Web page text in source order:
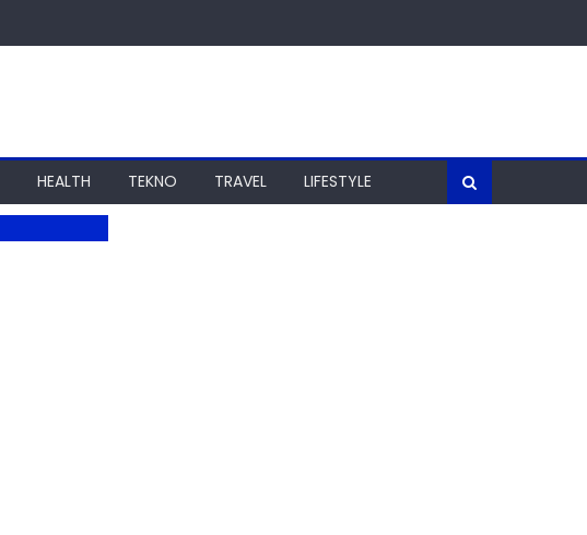
HEALTH TEKNO TRAVEL LIFESTYLE